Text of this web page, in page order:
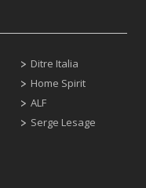
Ditre Italia
Home Spirit
ALF
Serge Lesage